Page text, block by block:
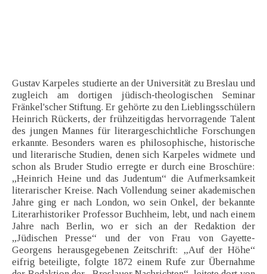
Gustav Karpeles studierte an der Universität zu Breslau und
zugleich am dortigen jüdisch-theologischen Seminar
Fränkel'scher Stiftung. Er gehörte zu den Lieblingsschülern
Heinrich Rückerts, der frühzeitigdas hervorragende Talent
des jungen Mannes für literargeschichtliche Forschungen
erkannte. Besonders waren es philosophische, historische
und literarische Studien, denen sich Karpeles widmete und
schon als Bruder Studio erregte er durch eine Broschüre:
„Heinrich Heine und das Judentum“ die Aufmerksamkeit
literarischer Kreise. Nach Vollendung seiner akademischen
Jahre ging er nach London, wo sein Onkel, der bekannte
Literarhistoriker Professor Buchheim, lebt, und nach einem
Jahre nach Berlin, wo er sich an der Redaktion der
„Jüdischen Presse“ und der von Frau von Gayette-
Georgens herausgegebenen Zeitschrift: „Auf der Höhe“
eifrig beteiligte, folgte 1872 einem Rufe zur Übernahme